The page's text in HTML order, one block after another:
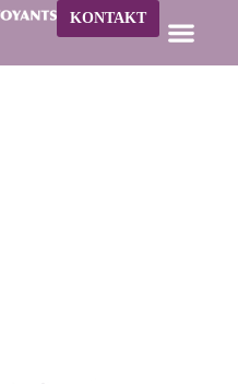
KONTAKT